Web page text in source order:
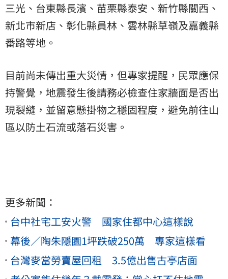
三光、台東縣長濱、苗栗縣泰安、新竹縣關西、
新北市新店、彰化縣員林、雲林縣草嶺及嘉義縣
番路等地。
目前尚未傳出重大災情，但專家提醒，民眾應保
持警覺，地震發生後請務必檢查住家牆面是否出
現裂縫，並留意懸掛物之穩固程度，避免前往山
區以防土石流或落石災害。
更多新聞：
台中社宅工安火警 國家住都中心這樣說
幕後／陶朱隱園1坪跌破250萬 專家這樣看
台灣麥當勞賣屋回租 3.5億出售古亭店面